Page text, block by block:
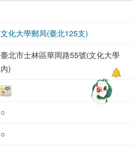
文化大學郵局(臺北125支)
臺北市士林區華岡路55號(文化大學
內)
○
○